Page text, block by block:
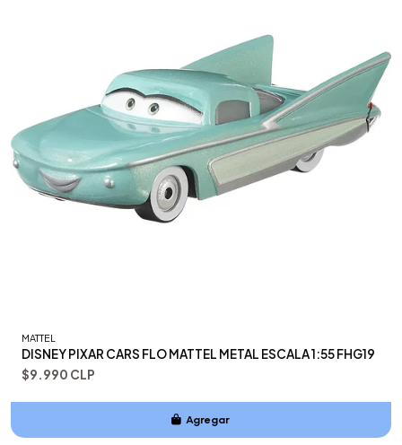
MATTEL
DISNEY PIXAR CARS FLO MATTEL METAL ESCALA 1:55 FHG19
$9.990 CLP
Agregar